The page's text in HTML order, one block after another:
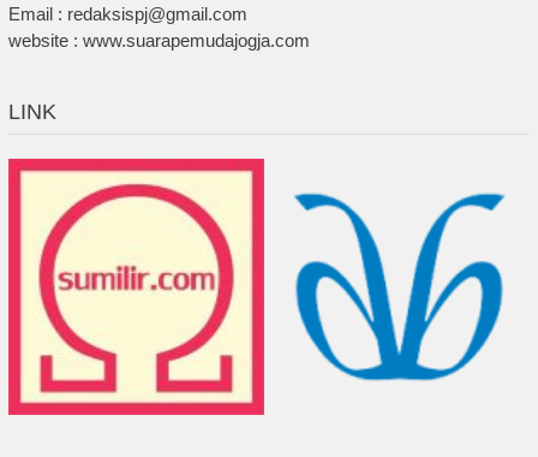
Email : redaksispj@gmail.com
website : www.suarapemudajogja.com
LINK